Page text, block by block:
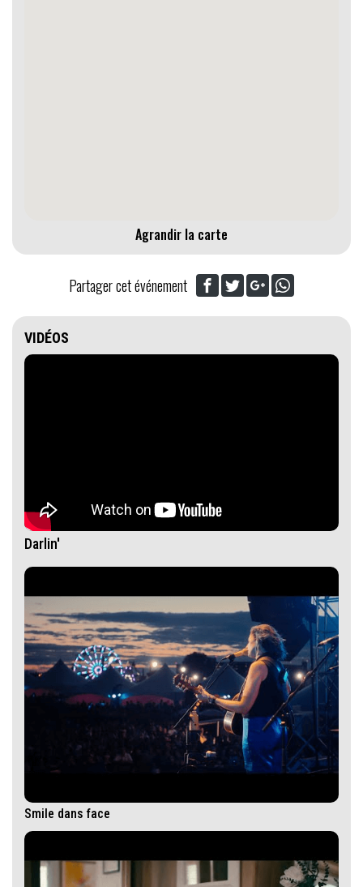
Agrandir la carte
Partager cet événement
VIDÉOS
Darlin'
Smile dans face